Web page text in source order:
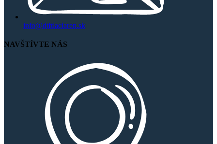
info@dtftlaciaren.sk
NAVŠTÍVTE NÁS